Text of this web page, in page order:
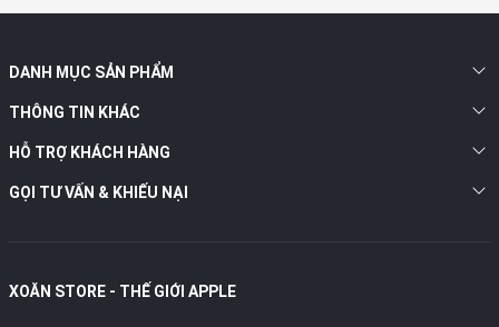
4. Hiệu năng:
DANH MỤC SẢN PHẨM
THÔNG TIN KHÁC
HỖ TRỢ KHÁCH HÀNG
GỌI TƯ VẤN & KHIẾU NẠI
XOĂN STORE - THẾ GIỚI APPLE